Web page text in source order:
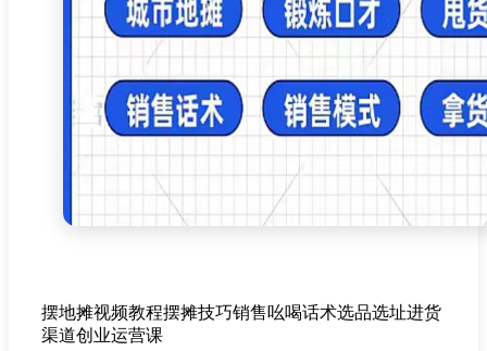
摆地摊视频教程摆摊技巧销售吆喝话术选品选址进货
渠道创业运营课